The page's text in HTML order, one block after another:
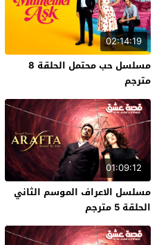
02:14:19
مسلسل حب محتمل الحلقة 8
مترجم
01:09:12
مسلسل الاعراف الموسم الثاني
الحلقة 5 مترجم